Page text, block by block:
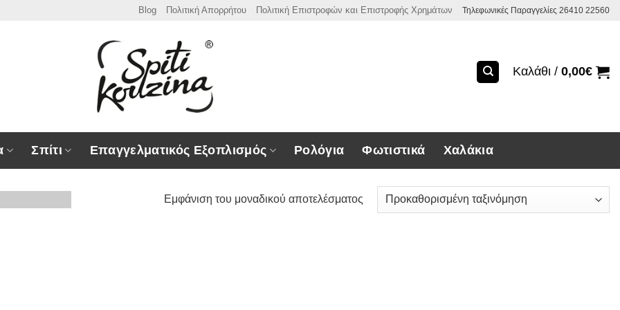
Blog Πολιτική Απορρήτου Πολιτική Επιστροφών και Επιστροφής Χρημάτων Τηλεφωνικές Παραγγελίες 26410 22560
Καλάθι / 0,00€
Σπίτι Επαγγελματικός Εξοπλισμός Ρολόγια Φωτιστικά Χαλάκια
Εμφάνιση του μοναδικού αποτελέσματος